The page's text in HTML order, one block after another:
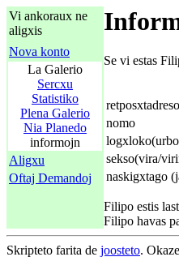
Vi ankoraux ne
aligxis
Nova konto
La Galerio
Sercxu
Statistiko
Plena Galerio
Nia Planedo
informojn
Aligxu
Oftaj Demandoj
Se vi estas
retposxtadreso
nomo
sekso(vira/
naskigxtago
Filipo estis
Filipo havas
Skripteto farita de joosteto.